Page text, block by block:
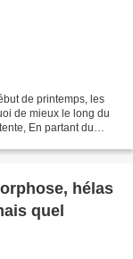
de printemps, les
de mieux le long du
En partant du
hélas